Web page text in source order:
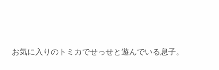
お気に入りのトミカでせっせと遊んでいる息子。